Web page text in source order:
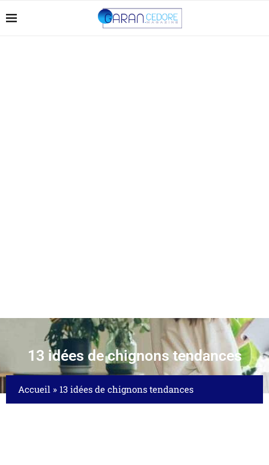
13 idées de chignons tendances
Accueil » 13 idées de chignons tendances